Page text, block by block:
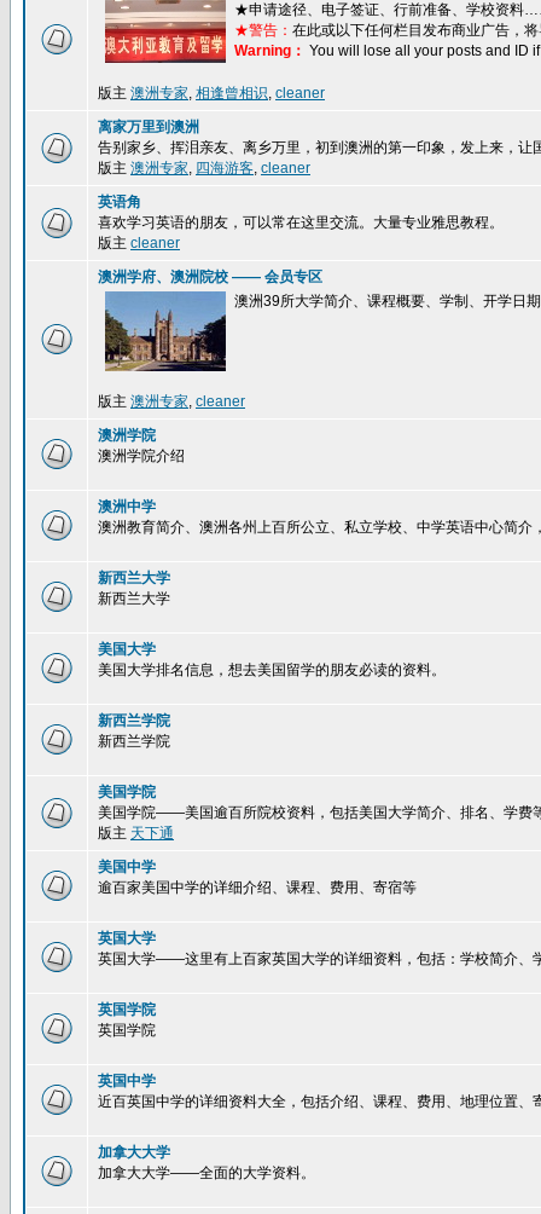
★申请途径、电子签证、行前准备、学校资料
★警告： 在此或以下任何栏目发布商业广告，
Warning： You will lose all your posts and ID
版主 澳洲专家, 相逢曾相识, cleaner
离家万里到澳洲
告别家乡、挥泪亲友、离乡万里，初到澳洲的第一印象，发上来，
版主 澳洲专家, 四海游客, cleaner
英语角
喜欢学习英语的朋友，可以常在这里交流。大量专业雅思教程。
版主 cleaner
澳洲学府、澳洲院校 —— 会员专区
澳洲39所大学简介、课程概要、学制、开学
版主 澳洲专家, cleaner
澳洲学院
澳洲学院介绍
澳洲中学
澳洲教育简介、澳洲各州上百所公立、私立学校、中学英语中心简
新西兰大学
新西兰大学
美国大学
美国大学排名信息，想去美国留学的朋友必读的资料。
新西兰学院
新西兰学院
美国学院
美国学院——美国逾百所院校资料，包括美国大学简介、排名、学
版主 天下通
美国中学
逾百家美国中学的详细介绍、课程、费用、寄宿等
英国大学
英国大学——这里有上百家英国大学的详细资料，包括：学校简介、
英国学院
英国学院
英国中学
近百英国中学的详细资料大全，包括介绍、课程、费用、地理位置、
加拿大大学
加拿大大学——全面的大学资料。